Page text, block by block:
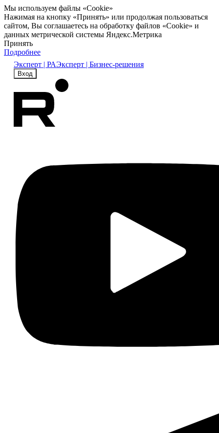
Мы используем файлы «Cookie»
Нажимая на кнопку «Принять» или продолжая пользоваться
сайтом, Вы соглашаетесь на обработку файлов «Cookie» и
данных метрической системы Яндекс.Метрика
Принять
Подробнее
Эксперт | РАЭксперт | Бизнес-решения
Вход